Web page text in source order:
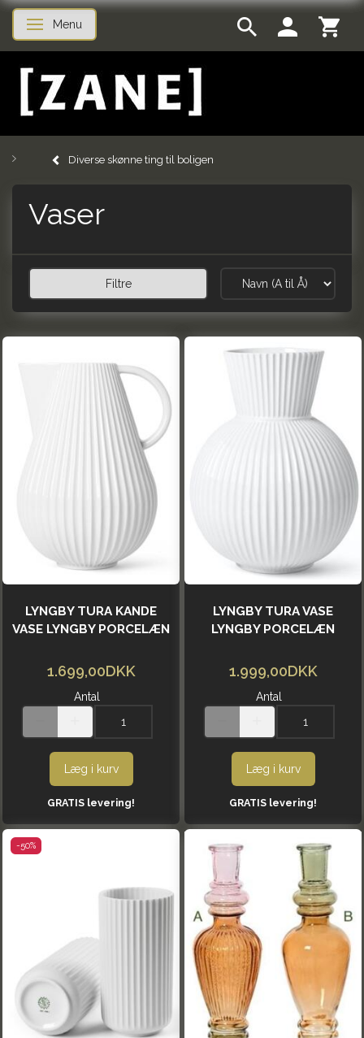
Skifte navigation
Menu
Diverse skønne ting til boligen
Vaser
Filtre
LYNGBY TURA KANDE
VASE LYNGBY PORCELÆN
1.699,00DKK
Antal
Læg i kurv
GRATIS levering!
LYNGBY TURA VASE
LYNGBY PORCELÆN
1.999,00DKK
Antal
Læg i kurv
GRATIS levering!
-50%